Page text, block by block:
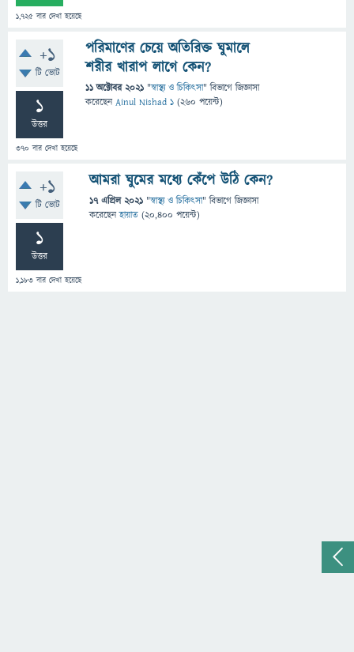
1,725 বার দেখা হয়েছে
+1
টি ভোট
1
উত্তর
370 বার দেখা হয়েছে
পরিমাণের চেয়ে অতিরিক্ত ঘুমালে
শরীর খারাপ লাগে কেন?
11 অক্টোবর 2021 "স্বাস্থ্য ও চিকিৎসা" বিভাগে জিজ্ঞাসা
করেছেনAinul Nishad 1 (260 পয়েন্ট)
+1
টি ভোট
1
উত্তর
1,183 বার দেখা হয়েছে
আমরা ঘুমের মধ্যে কেঁপে উঠি কেন?
17 এপ্রিল 2021 "স্বাস্থ্য ও চিকিৎসা" বিভাগে জিজ্ঞাসা
করেছেনহায়াত (20,400 পয়েন্ট)